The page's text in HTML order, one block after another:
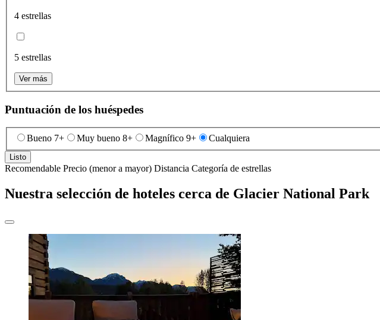
4 estrellas
5 estrellas
Ver más
Puntuación de los huéspedes
Bueno 7+ Muy bueno 8+ Magnífico 9+ Cualquiera
Listo
Recomendable Precio (menor a mayor) Distancia Categoría de estrellas
Nuestra selección de hoteles cerca de Glacier National Park